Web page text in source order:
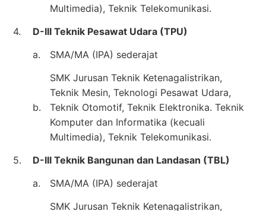
Multimedia), Teknik Telekomunikasi.
4.
D-III Teknik Pesawat Udara (TPU)
a.
SMA/MA (IPA) sederajat
b.
SMK Jurusan Teknik Ketenagalistrikan,
Teknik Mesin, Teknologi Pesawat Udara,
Teknik Otomotif, Teknik Elektronika. Teknik
Komputer dan Informatika (kecuali
Multimedia), Teknik Telekomunikasi.
5.
D-III Teknik Bangunan dan Landasan (TBL)
a.
SMA/MA (IPA) sederajat
SMK Jurusan Teknik Ketenagalistrikan,